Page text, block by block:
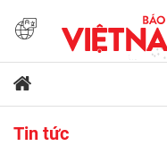
Tin tức